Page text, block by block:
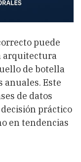
puede
arquitectura
de botella
anuales. Este
de datos
práctico
en tendencias